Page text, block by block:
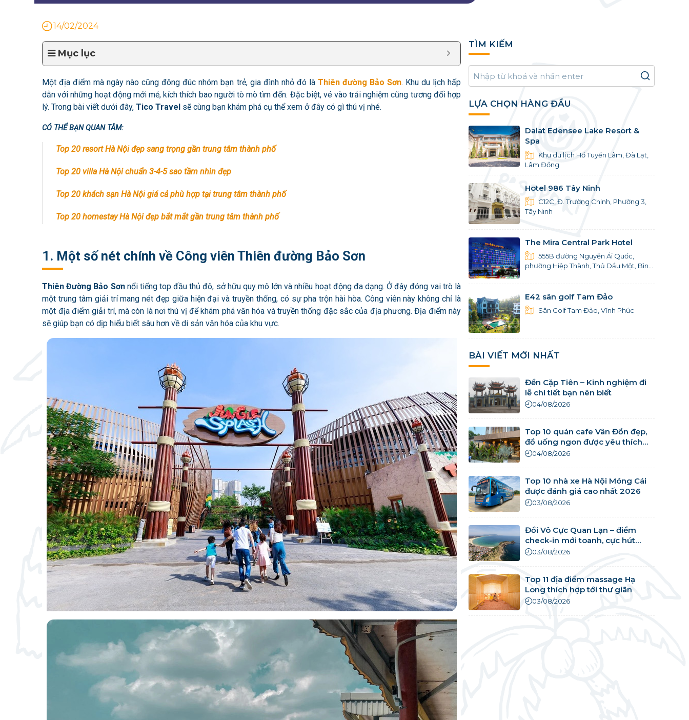
14/02/2024
Mục lục
Một địa điểm mà ngày nào cũng đông đúc nhóm bạn trẻ, gia đình nhỏ đó là Thiên đường Bảo Sơn. Khu du lịch hấp
dẫn với những hoạt động mới mẻ, kích thích bao người tò mò tìm đến. Đặc biệt, vé vào trải nghiệm cũng tương đối hợp
lý. Trong bài viết dưới đây,Tico Travel sẽ cùng bạn khám phá cụ thể xem ở đây có gì thú vị nhé.
CÓ THỂ BẠN QUAN TÂM:
Top 20 resort Hà Nội đẹp sang trọng gần trung tâm thành phố
Top 20 villa Hà Nội chuẩn 3-4-5 sao tầm nhìn đẹp
Top 20 khách sạn Hà Nội giá cả phù hợp tại trung tâm thành phố
Top 20 homestayHà Nộiđẹp bắt mắt gần trung tâm thành phố
1. Một số nét chính về Công viên Thiên đường Bảo Sơn
Thiên Đường Bảo Sơnnổi tiếng top đầu thủ đô, sở hữu quy mô lớn và nhiều hoạt động đa dạng. Ở đây đóng vai trò là
một trung tâm giải trí mang nét đẹp giữa hiện đại và truyền thống, có sự pha trộn hài hòa. Công viên này không chỉ là
một địa điểm giải trí, mà còn là nơi thú vị để khám phá văn hóa và truyền thống đặc sắc của địa phương. Địa điểm này
sẽ giúp bạn có dịp hiểu biết sâu hơn về di sản văn hóa của khu vực.
TÌM KIẾM
LỰA CHỌN HÀNG ĐẦU
Dalat Edensee Lake Resort &
Spa
Khu du lịch Hồ Tuyền Lâm, Đà Lạt,
Lâm Đồng
Hotel 986 Tây Ninh
C12C, Đ. Trường Chinh, Phường 3,
Tây Ninh
The Mira Central Park Hotel
555B đường Nguyễn Ái Quốc,
phường Hiệp Thành, Thủ Dầu Một, Bình
E42 sân golf Tam Đảo
Sân Golf Tam Đảo, Vĩnh Phúc
BÀI VIẾT MỚI NHẤT
Đền Cặp Tiên – Kinh nghiệm đi
lễ chi tiết bạn nên biết
04/08/2026
Top 10 quán cafe Vân Đồn đẹp,
đồ uống ngon được yêu thích
nhất
04/08/2026
Top 10 nhà xe Hà Nội Móng Cái
được đánh giá cao nhất 2026
03/08/2026
Đồi Vô Cực Quan Lạn – điểm
check-in mới toanh, cực hút
khách
03/08/2026
Top 11 địa điểm massage Hạ
Long thích hợp tới thư giãn
03/08/2026